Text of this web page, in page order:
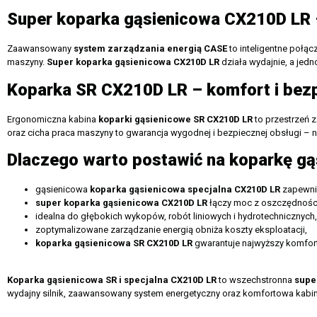
Super koparka gąsienicowa CX210D
Zaawansowany system zarządzania energią CASEto inteligentne
maszyny. Super koparka gąsienicowa CX210D LR działa wydajnie, a
Koparka SR CX210D LR – komfort i
Ergonomiczna kabina koparki gąsienicowe SR CX210D LRto przestrzeń
oraz cicha praca maszyny to gwarancja wygodnej i bezpiecznej obsługi –
Dlaczego warto postawić na koparkę
gąsienicowa koparka gąsienicowa specjalna CX210D LR
super koparka gąsienicowa CX210D LR łączy moc z
idealna do głębokich wykopów, robót liniowych i hydrotechnicznych,
zoptymalizowane zarządzanie energią obniża koszty eksploatacji,
koparka gąsienicowa SR CX210D LR gwarantuje najwyższy
Koparka gąsienicowa SR i specjalna CX210D LRto wszechstronna
wydajny silnik, zaawansowany system energetyczny oraz komfortowa